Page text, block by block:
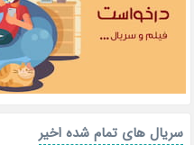
سریال های تمام شده اخیر